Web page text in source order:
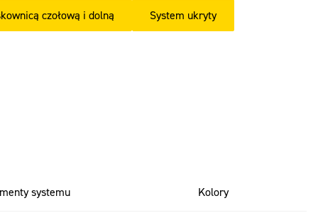
czołową i dolną System ukryty
systemu Kolory